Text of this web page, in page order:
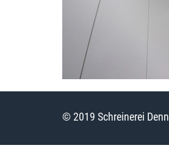
© 2019 Schreinerei Denn